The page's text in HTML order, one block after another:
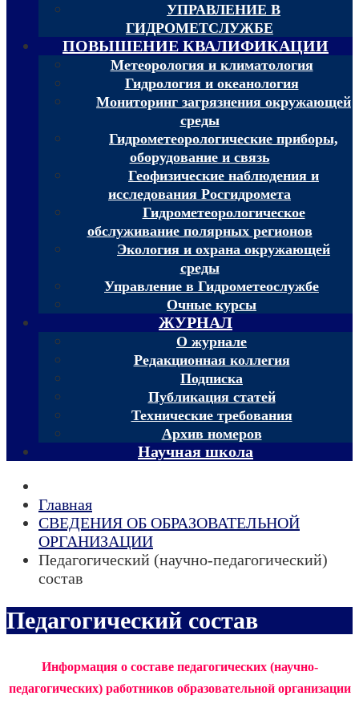
УПРАВЛЕНИЕ В
ГИДРОМЕТСЛУЖБЕ
ПОВЫШЕНИЕ КВАЛИФИКАЦИИ
Метеорология и климатология
Гидрология и океанология
Мониторинг загрязнения окружающей
среды
Гидрометеорологические приборы,
оборудование и связь
Геофизические наблюдения и
исследования Росгидромета
Гидрометеорологическое
обслуживание полярных регионов
Экология и охрана окружающей
среды
Управление в Гидрометеослужбе
Очные курсы
ЖУРНАЛ
О журнале
Редакционная коллегия
Подписка
Публикация статей
Технические требования
Архив номеров
Научная школа
Главная
СВЕДЕНИЯ ОБ ОБРАЗОВАТЕЛЬНОЙ
ОРГАНИЗАЦИИ
Педагогический (научно-педагогический)
состав
Педагогический состав
Информация о составе педагогических (научно-
педагогических) работников образовательной организации